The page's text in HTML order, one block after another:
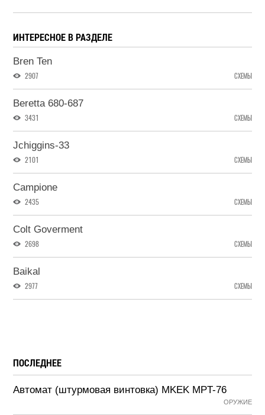
ИНТЕРЕСНОЕ В РАЗДЕЛЕ
Bren Ten
2907 СХЕМЫ
Beretta 680-687
3431 СХЕМЫ
Jchiggins-33
2101 СХЕМЫ
Campione
2435 СХЕМЫ
Colt Goverment
2698 СХЕМЫ
Baikal
2977 СХЕМЫ
ПОСЛЕДНЕЕ
Автомат (штурмовая винтовка) MKEK MPT-76
ОРУЖИЕ